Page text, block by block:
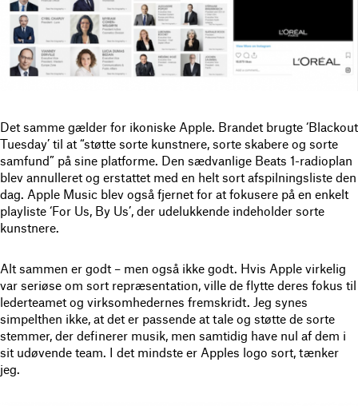
Det samme gælder for ikoniske Apple. Brandet brugte ‘Blackout
Tuesday’ til at “støtte sorte kunstnere, sorte skabere og sorte
samfund” på sine platforme. Den sædvanlige Beats 1-radioplan
blev annulleret og erstattet med en helt sort afspilningsliste den
dag. Apple Music blev også fjernet for at fokusere på en enkelt
playliste ‘For Us, By Us’, der udelukkende indeholder sorte
kunstnere.
Alt sammen er godt – men også ikke godt. Hvis Apple virkelig
var seriøse om sort repræsentation, ville de flytte deres fokus til
lederteamet og virksomhedernes fremskridt. Jeg synes
simpelthen ikke, at det er passende at tale og støtte de sorte
stemmer, der definerer musik, men samtidig have nul af dem i
sit udøvende team. I det mindste er Apples logo sort, tænker
jeg.